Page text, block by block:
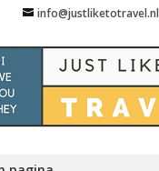
info@justliketotravel.nl